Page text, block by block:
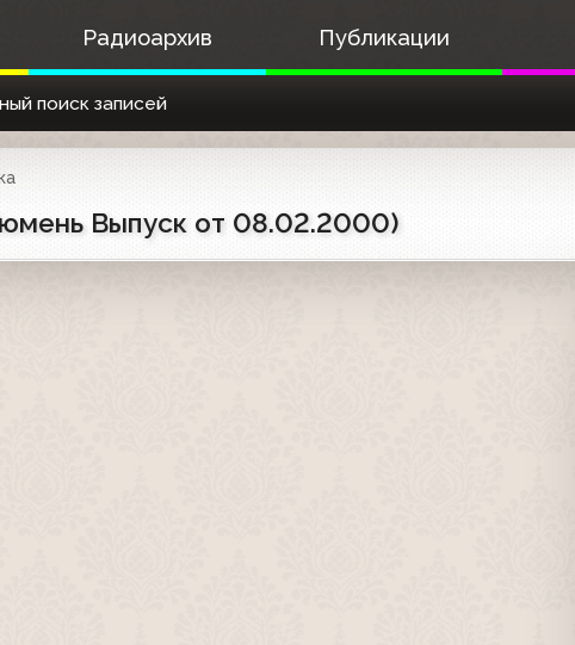
Радиоархив Публикации
поиск записей
Выпуск от 08.02.2000)